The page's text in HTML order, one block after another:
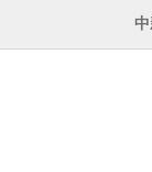
中